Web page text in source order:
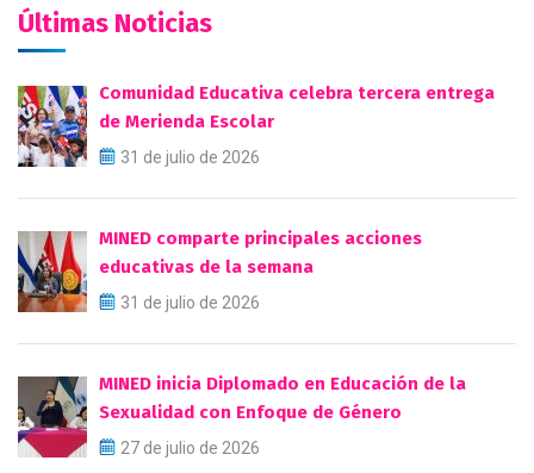
Últimas Noticias
Comunidad Educativa celebra tercera entrega
de Merienda Escolar
31 de julio de 2026
MINED comparte principales acciones
educativas de la semana
31 de julio de 2026
MINED inicia Diplomado en Educación de la
Sexualidad con Enfoque de Género
27 de julio de 2026